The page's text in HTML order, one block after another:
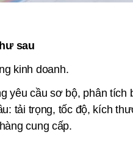
sau
kinh doanh.
yêu cầu sơ bộ, phân
tải trọng, tốc độ, kích
cung cấp.